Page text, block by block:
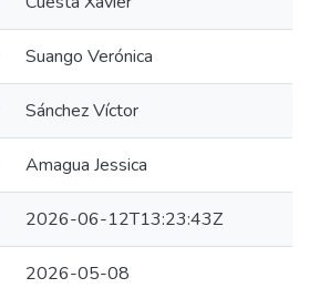
Suango Verónica
Sánchez Víctor
Amagua Jessica
2026-06-12T13:23:43Z
2026-05-08